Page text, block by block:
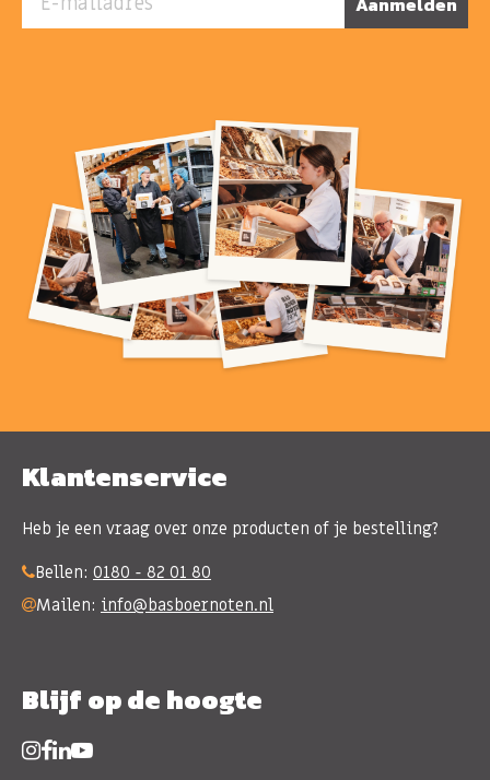
Klantenservice
Heb je een vraag over onze producten of je bestelling?
Bellen: 0180 - 82 01 80
Mailen: info@basboernoten.nl
Blijf op de hoogte